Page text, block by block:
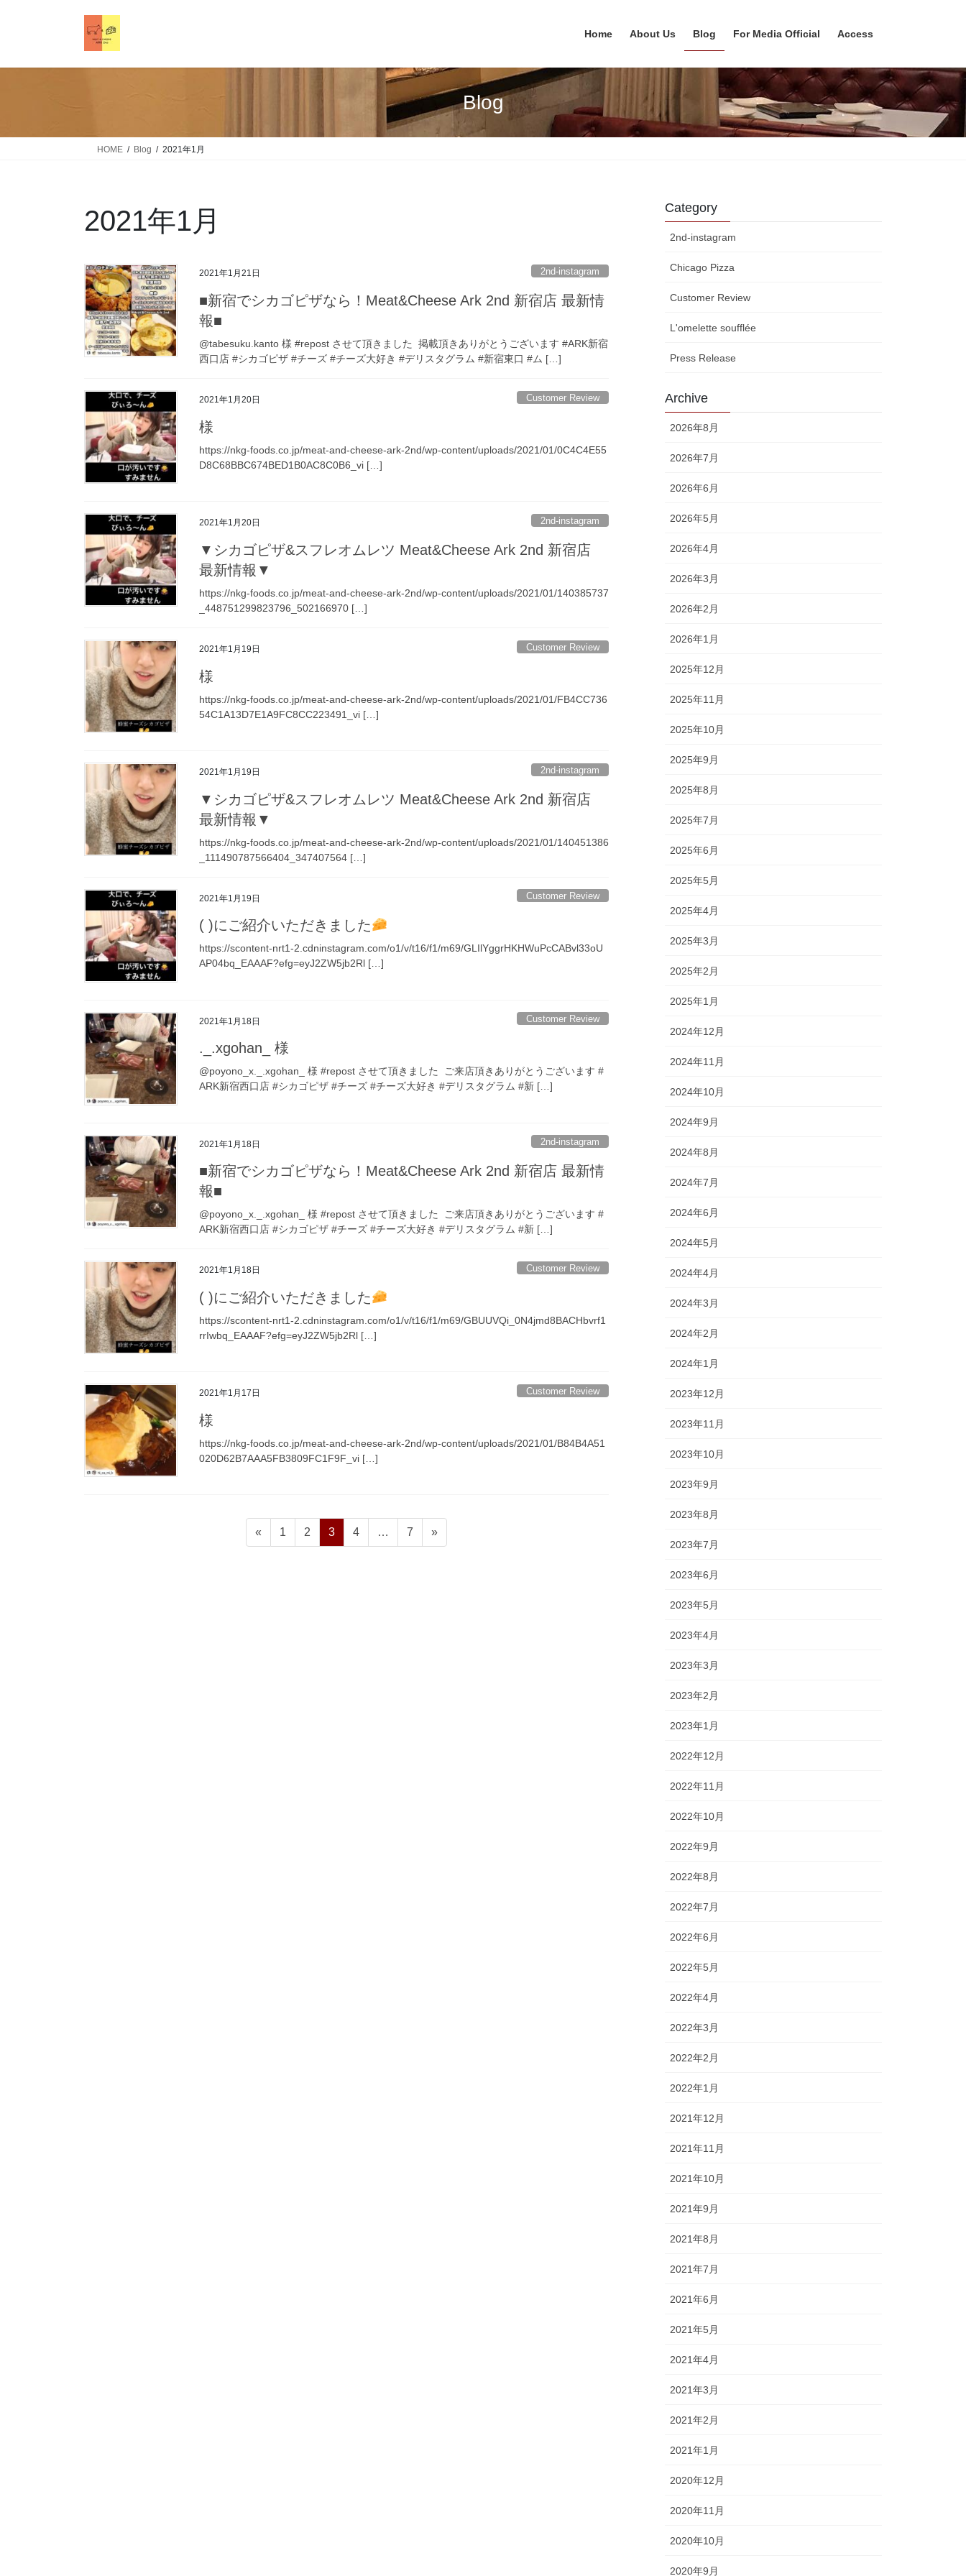
Home About Us Blog For Media Official Access
Blog
HOME Blog 2021年1月
2021年1月
2021年1月21日 2nd-instagram
■新宿でシカゴピザなら！Meat&Cheese Ark 2nd 新宿店 最新情
報■
@tabesuku.kanto 様 #repost させて頂きました 掲載頂きありがとうございます #ARK新宿
西口店 #シカゴピザ #チーズ #チーズ大好き #デリスタグラム #新宿東口 #ム […]
2021年1月20日 Customer Review
様
https://nkg-foods.co.jp/meat-and-cheese-ark-2nd/wp-content/uploads/2021/01/0C4C4E55
D8C68BBC674BED1B0AC8C0B6_vi […]
2021年1月20日 2nd-instagram
▼シカゴピザ&スフレオムレツ Meat&Cheese Ark 2nd 新宿店
最新情報▼
https://nkg-foods.co.jp/meat-and-cheese-ark-2nd/wp-content/uploads/2021/01/140385737
_448751299823796_502166970 […]
2021年1月19日 Customer Review
様
https://nkg-foods.co.jp/meat-and-cheese-ark-2nd/wp-content/uploads/2021/01/FB4CC736
54C1A13D7E1A9FC8CC223491_vi […]
2021年1月19日 2nd-instagram
▼シカゴピザ&スフレオムレツ Meat&Cheese Ark 2nd 新宿店
最新情報▼
https://nkg-foods.co.jp/meat-and-cheese-ark-2nd/wp-content/uploads/2021/01/140451386
_111490787566404_347407564 […]
2021年1月19日 Customer Review
( )にご紹介いただきました
https://scontent-nrt1-2.cdninstagram.com/o1/v/t16/f1/m69/GLIlYggrHKHWuPcCABvl33oU
AP04bq_EAAAF?efg=eyJ2ZW5jb2Rl […]
2021年1月18日 Customer Review
._.xgohan_ 様
@poyono_x._.xgohan_ 様 #repost させて頂きました ご来店頂きありがとうございます #
ARK新宿西口店 #シカゴピザ #チーズ #チーズ大好き #デリスタグラム #新 […]
2021年1月18日 2nd-instagram
■新宿でシカゴピザなら！Meat&Cheese Ark 2nd 新宿店 最新情
報■
@poyono_x._.xgohan_ 様 #repost させて頂きました ご来店頂きありがとうございます #
ARK新宿西口店 #シカゴピザ #チーズ #チーズ大好き #デリスタグラム #新 […]
2021年1月18日 Customer Review
( )にご紹介いただきました
https://scontent-nrt1-2.cdninstagram.com/o1/v/t16/f1/m69/GBUUVQi_0N4jmd8BACHbvrf1
rrIwbq_EAAAF?efg=eyJ2ZW5jb2Rl […]
2021年1月17日 Customer Review
様
https://nkg-foods.co.jp/meat-and-cheese-ark-2nd/wp-content/uploads/2021/01/B84B4A51
020D62B7AAA5FB3809FC1F9F_vi […]
«
ペ
ー
1
ペ
ー
2
ペ
ー
3
ペ
ー
4 …
ペ
ー
7 »
Category
2nd-instagram
Chicago Pizza
Customer Review
L'omelette soufflée
Press Release
Archive
2026年8月
2026年7月
2026年6月
2026年5月
2026年4月
2026年3月
2026年2月
2026年1月
2025年12月
2025年11月
2025年10月
2025年9月
2025年8月
2025年7月
2025年6月
2025年5月
2025年4月
2025年3月
2025年2月
2025年1月
2024年12月
2024年11月
2024年10月
2024年9月
2024年8月
2024年7月
2024年6月
2024年5月
2024年4月
2024年3月
2024年2月
2024年1月
2023年12月
2023年11月
2023年10月
2023年9月
2023年8月
2023年7月
2023年6月
2023年5月
2023年4月
2023年3月
2023年2月
2023年1月
2022年12月
2022年11月
2022年10月
2022年9月
2022年8月
2022年7月
2022年6月
2022年5月
2022年4月
2022年3月
2022年2月
2022年1月
2021年12月
2021年11月
2021年10月
2021年9月
2021年8月
2021年7月
2021年6月
2021年5月
2021年4月
2021年3月
2021年2月
2021年1月
2020年12月
2020年11月
2020年10月
2020年9月